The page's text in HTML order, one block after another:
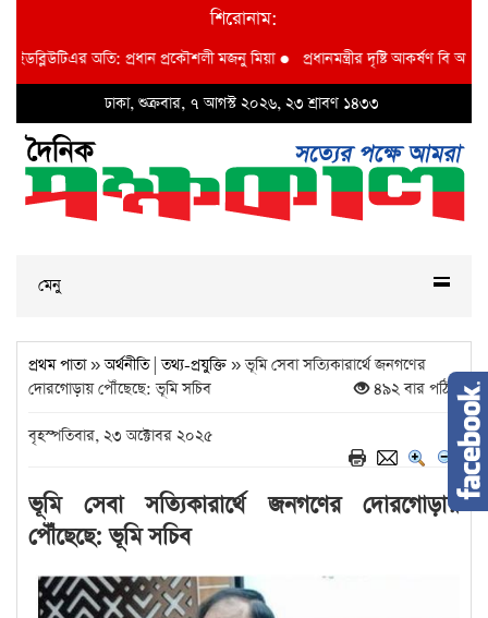
শিরোনাম:
অতি: প্রধান প্রকৌশলী মজনু মিয়া●প্রধানমন্ত্রীর দৃষ্টি আকর্ষণ বি আই
ঢাকা, শুক্রবার, ৭ আগস্ট ২০২৬, ২৩ শ্রাবণ ১৪৩৩
মেনু
প্রথম পাতা»অর্থনীতি|তথ্য-প্রযুক্তি » ভূমি সেবা সত্যিকারার্থে জনগণের
দোরগোড়ায় পৌঁছেছে: ভূমি সচিব
৪৯২ বার পঠিত
বৃহস্পতিবার, ২৩ অক্টোবর ২০২৫
ভূমি সেবা সত্যিকারার্থে জনগণের দোরগোড়ায়
পৌঁছেছে: ভূমি সচিব